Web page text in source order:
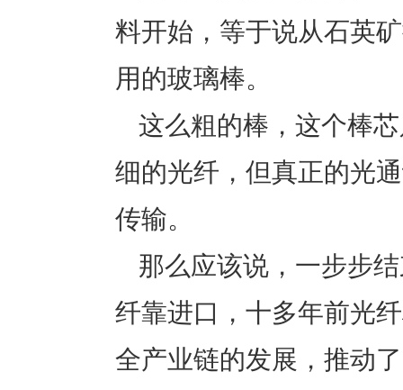
料开始，等于说从石英
用的玻璃棒。
这么粗的棒，这个棒
细的光纤，但真正的光
传输。
那么应该说，一步步
纤靠进口，十多年前光
全产业链的发展，推动